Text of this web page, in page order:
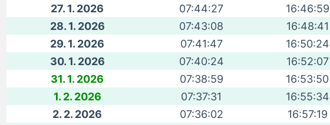
27. 1. 2026
07:44:27
16:46:59
28. 1. 2026
07:43:08
16:48:41
29. 1. 2026
07:41:47
16:50:24
30. 1. 2026
07:40:24
16:52:07
31. 1. 2026
07:38:59
16:53:50
1. 2. 2026
07:37:31
16:55:34
2. 2. 2026
07:36:02
16:57:19